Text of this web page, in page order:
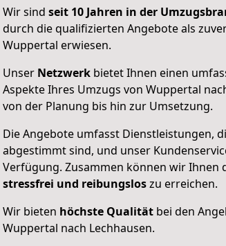
Wir sind seit 10 Jahren in der
durch die qualifizierten Angebote als
Wuppertal erwiesen.
Unser Netzwerk bietet Ihnen einen
Aspekte Ihres Umzugs von Wuppertal
von der Planung bis hin zur Umsetzung.
Die Angebote umfasst Dienstleistungen,
abgestimmt sind, und unser
Verfügung. Zusammen können wir Ihnen
stressfrei und reibungsloszu erreichen.
Wir bieten höchste Qualität bei den
Wuppertal nach Lechhausen.